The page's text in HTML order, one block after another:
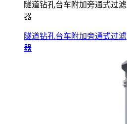
隧道钻孔台车附加旁通式过滤
器
隧道钻孔台车附加旁通式过滤
器